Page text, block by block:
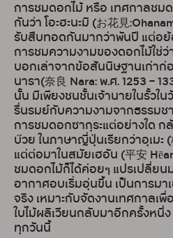
การชมดอกไม้ หรือ เทศกาลช
กันว่า โอะฮะนะมิ (お花見
รับสืบทอดกันมากว่าพันปี แต่อ
การชมความงามของดอกไม้ใช่
บอกเล่าจากข้อสันนิษฐานเก่า
นารา(奈良 Nara: พ.ศ. 1253 –
นั้น มีเพียงชนชั้นเจ้านายในรั้วใ
รื่นรมย์กับความงามจากธรรมช
การชมดอกซากุระแต่อย่างใด
บ๊วย ในภาษาญี่ปุ่นเรียกว่าอุเมะ
แต่ต่อมาในสมัยเฮอัน (平安
ชมดอกไม้ก็ได้ค่อยๆ แปรเปลี่ยน
อากาศอบเริ่มอุ่นขึ้น เป็นการมา
จริง เหมาะกับจัดงานเทศกาลเ
ใบไม้ผลิเวียนกลับมาอีกครั้งหนึ่
ทุกวันนี้